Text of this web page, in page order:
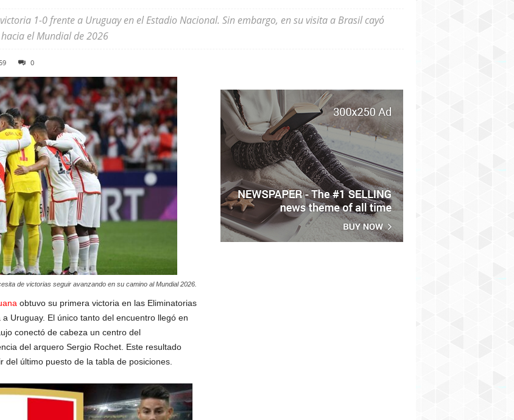
1-0 frente a Uruguay en el Estadio Nacional. Sin embargo, en su visita a Brasil cayó
el Mundial de 2026
0
de victorias seguir avanzando en su camino al Mundial 2026.
obtuvo su primera victoria en las Eliminatorias
Uruguay. El único tanto del encuentro llegó en
conectó de cabeza un centro del
del arquero Sergio Rochet. Este resultado
del último puesto de la tabla de posiciones.